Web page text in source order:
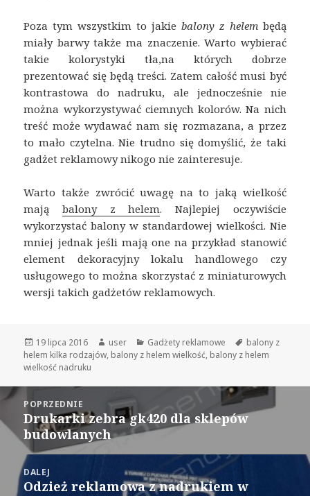
Poza tym wszystkim to jakie balony z helembędą
miały barwy także ma znaczenie. Warto wybierać
takie kolorystyki tła,na których dobrze
prezentować się będą treści. Zatem całość musi być
kontrastowa do nadruku, ale jednocześnie nie
można wykorzystywać ciemnych kolorów. Na nich
treść może wydawać nam się rozmazana, a przez
to mało czytelna. Nie trudno się domyślić, że taki
gadżet reklamowy nikogo nie zainteresuje.
Warto także zwrócić uwagę na to jaką wielkość
mająbalony z helem. Najlepiej oczywiście
wykorzystać balony w standardowej wielkości. Nie
mniej jednak jeśli mają one na przykład stanowić
element dekoracyjny lokalu handlowego czy
usługowego to można skorzystać z miniaturowych
wersji takich gadżetów reklamowych.
Opublikowano
19 lipca 2016 Autor
user Kategorie
Gadżety reklamowe Tagi
balony z
helem kilka rodzajów, balony z helem wielkość, balony z helem
wielkość nadruku
Nawigacja
wpisu
POPRZEDNIE
Poprzedni
wpis:
Drukarki zebra gk420 dla sklepów
budowlanych
DALEJ
Następny
Odzież reklamowa z nadrukiem w